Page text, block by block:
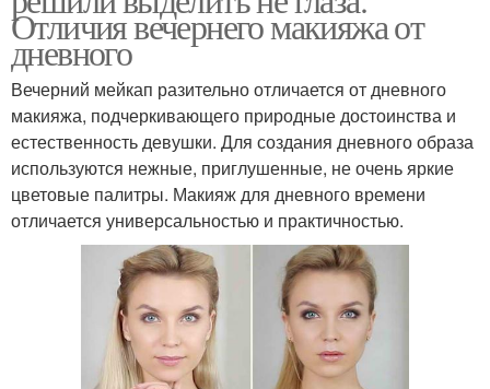
Отличия вечернего макияжа от
дневного
Вечерний мейкап разительно отличается от дневного
макияжа, подчеркивающего природные достоинства и
естественность девушки. Для создания дневного образа
используются нежные, приглушенные, не очень яркие
цветовые палитры. Макияж для дневного времени
отличается универсальностью и практичностью.